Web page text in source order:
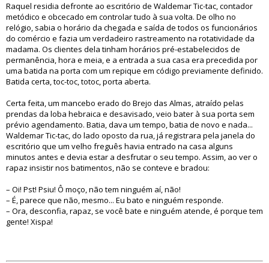
Raquel residia defronte ao escritório de Waldemar Tic-tac, contador
metódico e obcecado em controlar tudo à sua volta. De olho no
relógio, sabia o horário da chegada e saída de todos os funcionários
do comércio e fazia um verdadeiro rastreamento na rotatividade da
madama. Os clientes dela tinham horários pré-estabelecidos de
permanência, hora e meia, e a entrada a sua casa era precedida por
uma batida na porta com um repique em código previamente definido.
Batida certa, toc-toc, totoc, porta aberta.
Certa feita, um mancebo erado do Brejo das Almas, atraído pelas
prendas da loba hebraica e desavisado, veio bater à sua porta sem
prévio agendamento. Batia, dava um tempo, batia de novo e nada...
Waldemar Tic-tac, do lado oposto da rua, já registrara pela janela do
escritório que um velho freguês havia entrado na casa alguns
minutos antes e devia estar a desfrutar o seu tempo. Assim, ao ver o
rapaz insistir nos batimentos, não se conteve e bradou:
– Oi! Pst! Psiu! Ô moço, não tem ninguém aí, não!
– É, parece que não, mesmo... Eu bato e ninguém responde.
– Ora, desconfia, rapaz, se você bate e ninguém atende, é porque tem
gente! Xispa!